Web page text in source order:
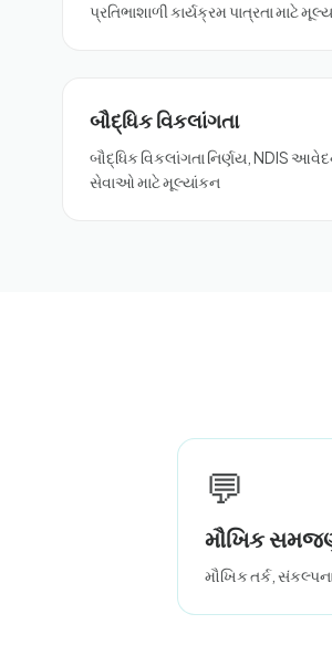
પ્રતિભાશાળી કાર્યક્રમ પાત્રતા માટે
બૌદ્ધિક વિકલાંગતા
બૌદ્ધિક વિકલાંગતા નિર્ણય, NDIS
સેવાઓ માટે મૂલ્યાંકન
💬
મૌખિક
મૌખિક તર્ક,